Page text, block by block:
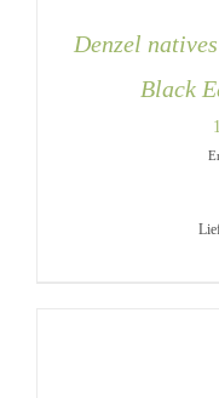
Denzel
Black